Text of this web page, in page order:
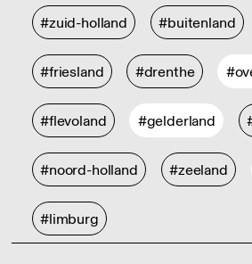
#zuid-holland #buitenland
#friesland #drenthe
#flevoland #gelderland
#noord-holland #zeeland
#limburg